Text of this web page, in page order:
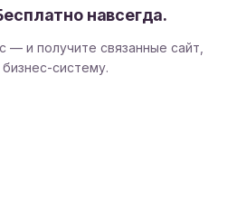
навсегда.
— и получите связанные сайт,
систему.